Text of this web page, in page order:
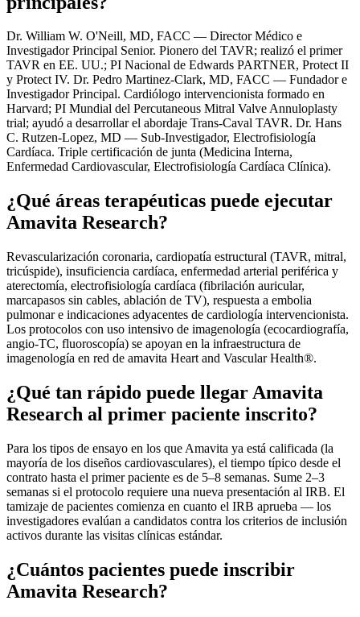
Dr. William W. O'Neill, MD, FACC — Director Médico e
Investigador Principal Senior. Pionero del TAVR; realizó el primer
TAVR en EE. UU.; PI Nacional de Edwards PARTNER, Protect II
y Protect IV. Dr. Pedro Martinez-Clark, MD, FACC — Fundador e
Investigador Principal. Cardiólogo intervencionista formado en
Harvard; PI Mundial del Percutaneous Mitral Valve Annuloplasty
trial; ayudó a desarrollar el abordaje Trans-Caval TAVR. Dr. Hans
C. Rutzen-Lopez, MD — Sub-Investigador, Electrofisiología
Cardíaca. Triple certificación de junta (Medicina Interna,
Enfermedad Cardiovascular, Electrofisiología Cardíaca Clínica).
¿Qué áreas terapéuticas puede ejecutar
Amavita Research?
Revascularización coronaria, cardiopatía estructural (TAVR, mitral,
tricúspide), insuficiencia cardíaca, enfermedad arterial periférica y
aterectomía, electrofisiología cardíaca (fibrilación auricular,
marcapasos sin cables, ablación de TV), respuesta a embolia
pulmonar e indicaciones adyacentes de cardiología intervencionista.
Los protocolos con uso intensivo de imagenología (ecocardiografía,
angio-TC, fluoroscopía) se apoyan en la infraestructura de
imagenología en red de amavita Heart and Vascular Health®.
¿Qué tan rápido puede llegar Amavita
Research al primer paciente inscrito?
Para los tipos de ensayo en los que Amavita ya está calificada (la
mayoría de los diseños cardiovasculares), el tiempo típico desde el
contrato hasta el primer paciente es de 5–8 semanas. Sume 2–3
semanas si el protocolo requiere una nueva presentación al IRB. El
tamizaje de pacientes comienza en cuanto el IRB aprueba — los
investigadores evalúan a candidatos contra los criterios de inclusión
activos durante las visitas clínicas estándar.
¿Cuántos pacientes puede inscribir
Amavita Research?